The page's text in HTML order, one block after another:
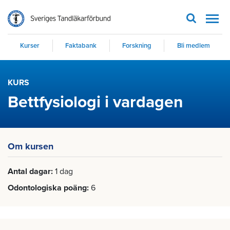
Kurser Faktabank Forskning Bli medlem
KURS
Bettfysiologi i vardagen
Om kursen
Antal dagar 1 dag
Odontologiska poäng 6